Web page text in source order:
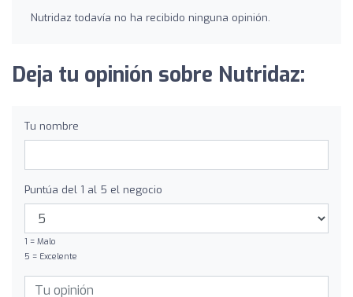
Nutridaz todavía no ha recibido ninguna opinión.
Deja tu opinión sobre Nutridaz:
Tu nombre
Puntúa del 1 al 5 el negocio
1 = Malo
5 = Excelente